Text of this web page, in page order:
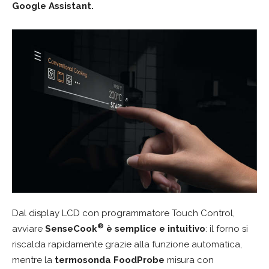
Google Assistant.
Dal display LCD con programmatore Touch Control,
avviare SenseCook® è semplice e intuitivo: il forno si
riscalda rapidamente grazie alla funzione automatica,
mentre la termosonda FoodProbe misura con